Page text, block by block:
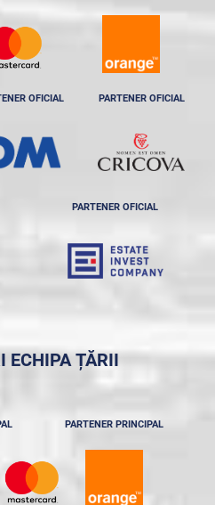
OFICIAL PARTENER OFICIAL
PARTENER OFICIAL
ECHIPA ȚĂRII
PARTENER PRINCIPAL